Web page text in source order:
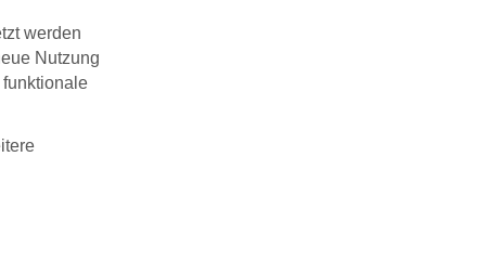
werden
Nutzung